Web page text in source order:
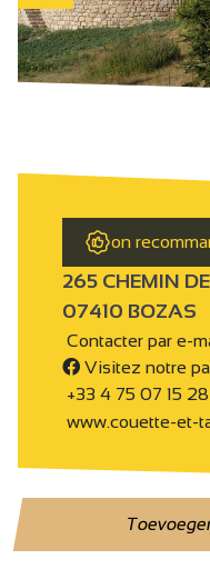
on
265 CHEMIN
07410 BOZAS
Contacter par e-
Visitez notre
+33 4 75 07 15 28
www.couette-et-